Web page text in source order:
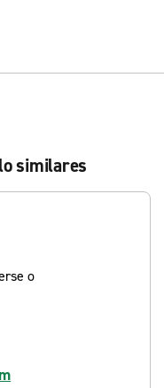
similares